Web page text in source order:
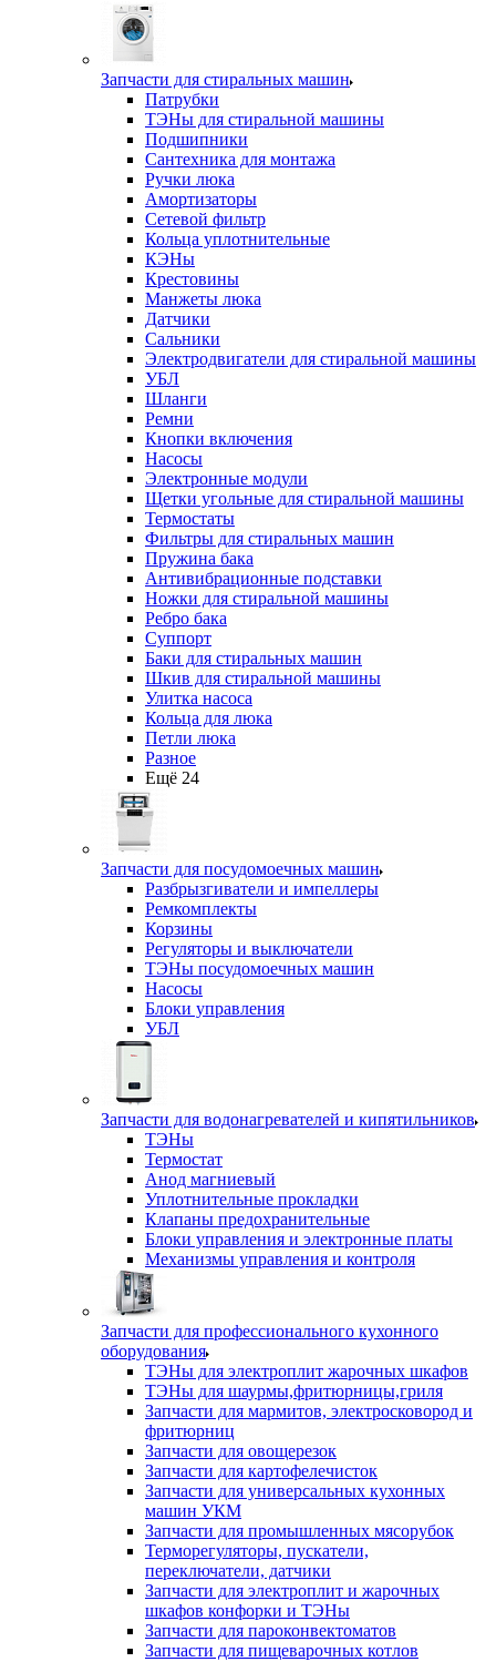
Запчасти для стиральных машин
Патрубки
ТЭНы для стиральной машины
Подшипники
Сантехника для монтажа
Ручки люка
Амортизаторы
Сетевой фильтр
Кольца уплотнительные
КЭНы
Крестовины
Манжеты люка
Датчики
Сальники
Электродвигатели для стиральной машины
УБЛ
Шланги
Ремни
Кнопки включения
Насосы
Электронные модули
Щетки угольные для стиральной машины
Термостаты
Фильтры для стиральных машин
Пружина бака
Антивибрационные подставки
Ножки для стиральной машины
Ребро бака
Суппорт
Баки для стиральных машин
Шкив для стиральной машины
Улитка насоса
Кольца для люка
Петли люка
Разное
Ещё 24
Запчасти для посудомоечных машин
Разбрызгиватели и импеллеры
Ремкомплекты
Корзины
Регуляторы и выключатели
ТЭНы посудомоечных машин
Насосы
Блоки управления
УБЛ
Запчасти для водонагревателей и кипятильников
ТЭНы
Термостат
Анод магниевый
Уплотнительные прокладки
Клапаны предохранительные
Блоки управления и электронные платы
Механизмы управления и контроля
Запчасти для профессионального кухонного
оборудования
ТЭНы для электроплит жарочных шкафов
ТЭНы для шаурмы,фритюрницы,гриля
Запчасти для мармитов, электросковород и
фритюрниц
Запчасти для овощерезок
Запчасти для картофелечисток
Запчасти для универсальных кухонных
машин УКМ
Запчасти для промышленных мясорубок
Терморегуляторы, пускатели,
переключатели, датчики
Запчасти для электроплит и жарочных
шкафов конфорки и ТЭНы
Запчасти для пароконвектоматов
Запчасти для пищеварочных котлов